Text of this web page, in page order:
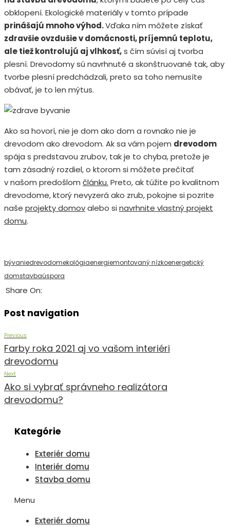
obklopení. Ekologické materiály v tomto prípade
prinášajú mnoho výhod.Vďaka ním môžete získať
zdravšie ovzdušie v domácnosti, príjemnú teplotu,
ale tiež kontrolujú aj vlhkosť,s čím súvisí aj tvorba
plesní. Drevodomy sú navrhnuté a skonštruované tak, aby
tvorbe plesní predchádzali, preto sa toho nemusíte
obávať, je to len mýtus.
Ako sa hovorí, nie je dom ako dom a rovnako nie je
drevodom ako drevodom. Ak sa vám pojem drevodom
spája s predstavou zrubov, tak je to chyba, pretože je
tam zásadný rozdiel, o ktorom si môžete prečítať
v našom predošlom článku. Preto, ak túžite po kvalitnom
drevodome, ktorý nevyzerá ako zrub, pokojne si pozrite
naše projekty domovalebo si navrhnite vlastný projekt
domu.
bývaniedrevodomekológiaenergiemontovaný nízkoenergetický
domstavbaúspora
Share On:
Post navigation
Previous
Farby roka 2021 aj vo vašom interiéri
drevodomu
Next
Ako si vybrať správneho realizátora
drevodomu?
Kategórie
Exteriér domu
Interiér domu
Stavba domu
Menu
Exteriér domu